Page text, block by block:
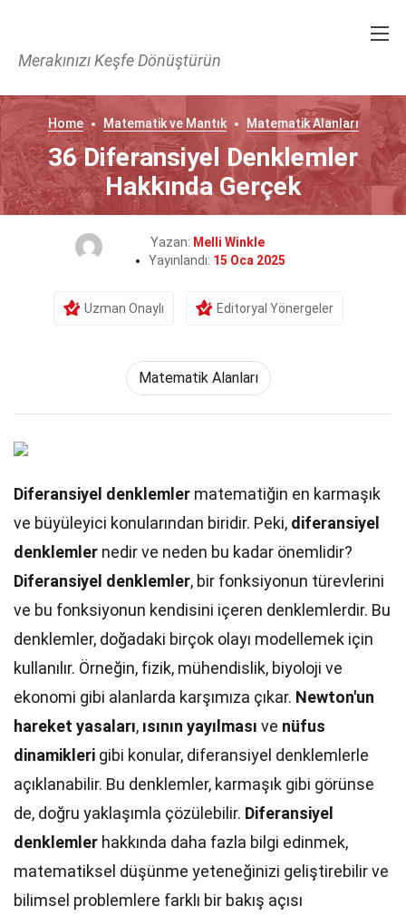
Merakınızı Keşfe Dönüştürün
Home Matematik ve Mantık Matematik Alanları
36 Diferansiyel Denklemler
Hakkında Gerçek
Yazan: Melli Winkle
Yayınlandı: 15 Oca 2025
Uzman Onaylı Editoryal Yönergeler
Matematik Alanları
Diferansiyel denklemler matematiğin en karmaşık
ve büyüleyici konularından biridir. Peki, diferansiyel
denklemler nedir ve neden bu kadar önemlidir?
Diferansiyel denklemler, bir fonksiyonun türevlerini
ve bu fonksiyonun kendisini içeren denklemlerdir. Bu
denklemler, doğadaki birçok olayı modellemek için
kullanılır. Örneğin, fizik, mühendislik, biyoloji ve
ekonomi gibi alanlarda karşımıza çıkar. Newton'un
hareket yasaları, ısının yayılması ve nüfus
dinamikleri gibi konular, diferansiyel denklemlerle
açıklanabilir. Bu denklemler, karmaşık gibi görünse
de, doğru yaklaşımla çözülebilir. Diferansiyel
denklemler hakkında daha fazla bilgi edinmek,
matematiksel düşünme yeteneğinizi geliştirebilir ve
bilimsel problemlere farklı bir bakış açısı